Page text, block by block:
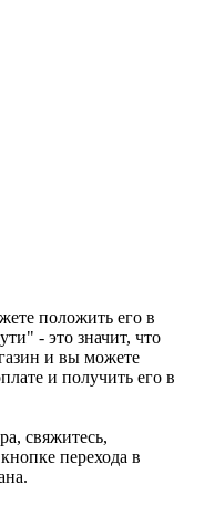
положить его в
- это значит, что
и вы можете
и получить его в
свяжитесь,
перехода в